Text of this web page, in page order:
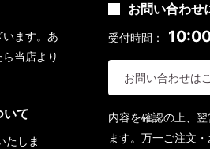
ます。あ
当店より
いて
たしま
お問い合わせ
受付時間：
お問い合わせは
内容を確認の上、
ます。万一ご注文